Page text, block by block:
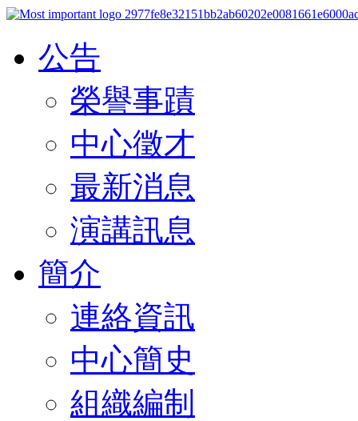
公告
榮譽事蹟
中心徵才
最新消息
演講訊息
簡介
連絡資訊
中心簡史
組織編制